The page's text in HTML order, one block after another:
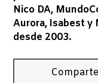
Nico DA,
Aurora, Isabest y
desde 2003.